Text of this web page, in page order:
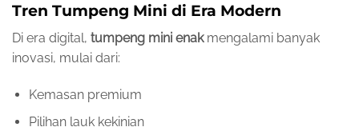
Tren Tumpeng Mini di Era Modern
Di era digital, tumpeng mini enakmengalami banyak
inovasi, mulai dari:
Kemasan premium
Pilihan lauk kekinian